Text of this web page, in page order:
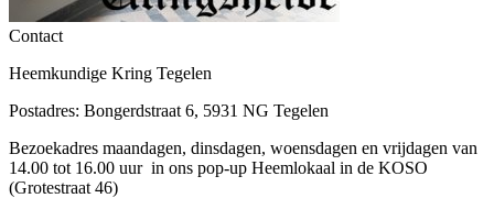
Contact
Heemkundige Kring Tegelen
Postadres: Bongerdstraat 6, 5931 NG Tegelen
Bezoekadres maandagen, dinsdagen, woensdagen en vrijdagen van
14.00 tot 16.00 uur in ons pop-up Heemlokaal in de KOSO
(Grotestraat 46)